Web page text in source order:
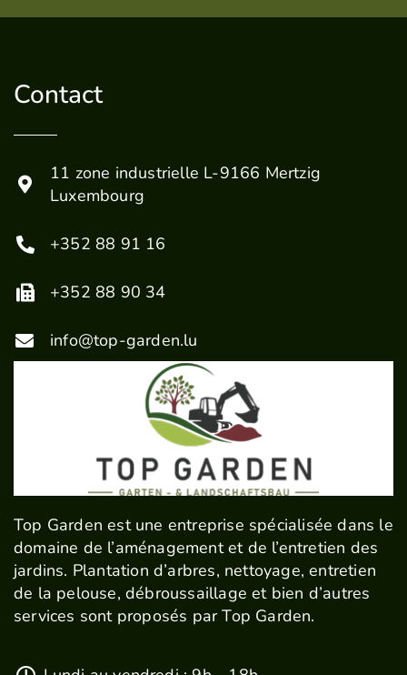
Contact
11 zone industrielle L-9166 Mertzig
Luxembourg
+352 88 91 16
+352 88 90 34
info@top-garden.lu
Top Garden est une entreprise spécialisée dans le
domaine de l’aménagement et de l’entretien des
jardins. ​​​​​​​Plantation d’arbres, nettoyage, entretien
de la pelouse, débroussaillage et bien d’autres
services sont proposés par Top Garden.